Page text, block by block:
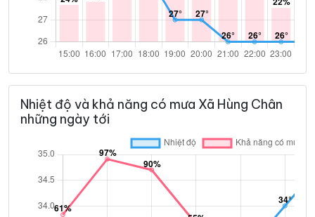
Nhiệt độ và khả năng có mưa Xã Hùng Chân
những ngày tới